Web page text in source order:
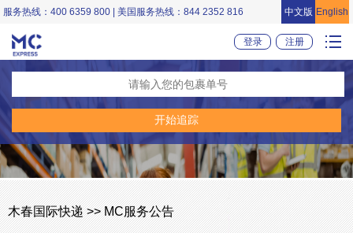
服务热线：400 6359 800 | 美国服务热线：844 2352 816 中文版 English
登录 注册
木春国际快递 >> MC服务公告